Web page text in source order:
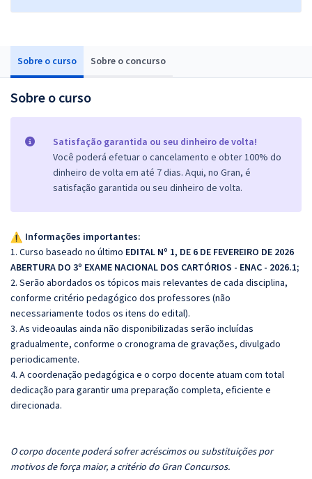
Sobre o curso Sobre o concurso
Sobre o curso
Satisfação garantida ou seu dinheiro de volta!
Você poderá efetuar o cancelamento e obter 100% do
dinheiro de volta em até 7 dias. Aqui, no Gran, é
satisfação garantida ou seu dinheiro de volta.
Informações importantes:
1. Curso baseado no último EDITAL Nº 1, DE 6 DE FEVEREIRO DE 2026
ABERTURA DO 3º EXAME NACIONAL DOS CARTÓRIOS - ENAC - 2026.1;
2. Serão abordados os tópicos mais relevantes de cada disciplina,
conforme critério pedagógico dos professores (não
necessariamente todos os itens do edital).
3. As videoaulas ainda não disponibilizadas serão incluídas
gradualmente, conforme o cronograma de gravações, divulgado
periodicamente.
4. A coordenação pedagógica e o corpo docente atuam com total
dedicação para garantir uma preparação completa, eficiente e
direcionada.
O corpo docente poderá sofrer acréscimos ou substituições por
motivos de força maior, a critério do Gran Concursos.